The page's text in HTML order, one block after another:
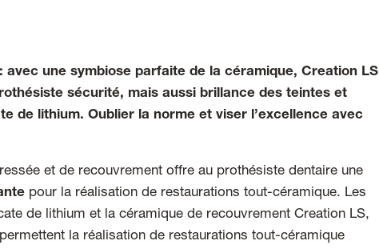
une symbiose parfaite de la céramique, Creation LS
sécurité, mais aussi brillance des teintes et
de lithium. Oublier la norme et viser l’excellence avec
et de recouvrement offre au prothésiste dentaire une
pour la réalisation de restaurations tout-céramique. Les
de lithium et la céramique de recouvrement Creation LS,
la réalisation de restaurations tout-céramique